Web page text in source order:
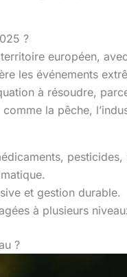
?
européen,
les événements
à résoudre,
la pêche,
et gestion durable.
à plusieurs
?